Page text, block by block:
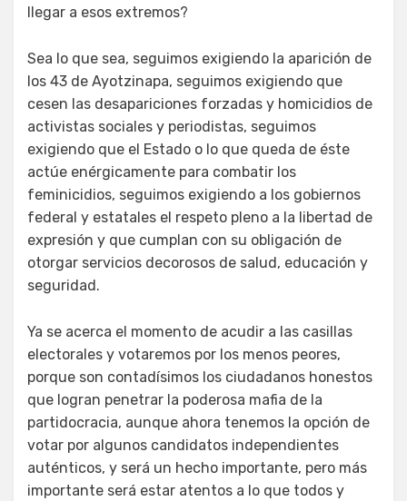
llegar a esos extremos?
Sea lo que sea, seguimos exigiendo la aparición de
los 43 de Ayotzinapa, seguimos exigiendo que
cesen las desapariciones forzadas y homicidios de
activistas sociales y periodistas, seguimos
exigiendo que el Estado o lo que queda de éste
actúe enérgicamente para combatir los
feminicidios, seguimos exigiendo a los gobiernos
federal y estatales el respeto pleno a la libertad de
expresión y que cumplan con su obligación de
otorgar servicios decorosos de salud, educación y
seguridad.
Ya se acerca el momento de acudir a las casillas
electorales y votaremos por los menos peores,
porque son contadísimos los ciudadanos honestos
que logran penetrar la poderosa mafia de la
partidocracia, aunque ahora tenemos la opción de
votar por algunos candidatos independientes
auténticos, y será un hecho importante, pero más
importante será estar atentos a lo que todos y